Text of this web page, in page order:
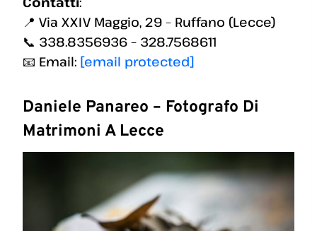
📍 Via XXIV Maggio, 29 – Ruffano (Lecce)
📞 338.8356936 – 328.7568611
📧 Email: [email protected]
Daniele Panareo – Fotografo Di
Matrimoni A Lecce